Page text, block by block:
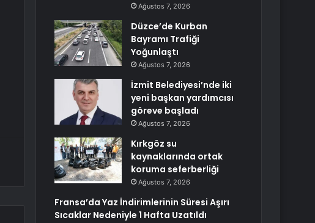
Ağustos 7, 2026
Düzce’de Kurban
Bayramı Trafiği
Yoğunlaştı
Ağustos 7, 2026
İzmit Belediyesi’nde iki
yeni başkan yardımcısı
göreve başladı
Ağustos 7, 2026
Kırkgöz su
kaynaklarında ortak
koruma seferberliği
Ağustos 7, 2026
Fransa’da Yaz İndirimlerinin Süresi Aşırı
Sıcaklar Nedeniyle 1 Hafta Uzatıldı